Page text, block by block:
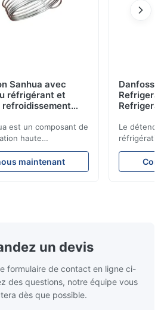
Sanhua avec
réfrigérant et
est un composant de
haute
les unités de
les
et les systèmes
maintenant
Danfoss
Le
précision
un devis
formulaire de contact en ligne ci-
des questions, notre équipe vous
dès que possible.